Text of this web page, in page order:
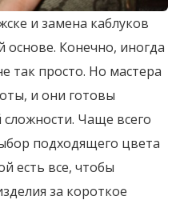
и замена каблуков
основе. Конечно, иногда
так просто. Но мастера
и они готовы
Чаще всего
подходящего цвета
есть все, чтобы
за короткое